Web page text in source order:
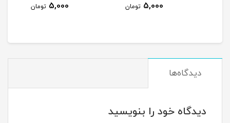
5,000 تومان 5,000 تومان
دیدگاه‌ها
دیدگاه خود را بنویسید